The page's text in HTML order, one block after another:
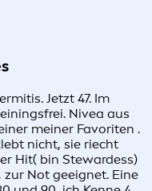
Jetzt 47. Im
Nivea aus
meiner Favoriten .
nicht, sie riecht
Hit( bin Stewardess)
Not geeignet. Eine